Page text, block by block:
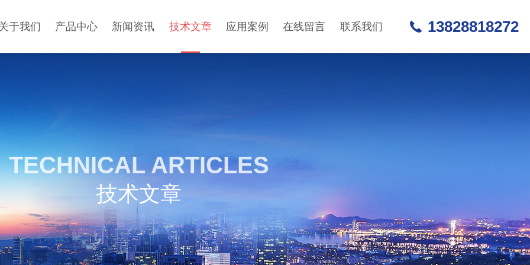
于我们 产品中心 新闻资讯 技术文章 应用案例 在线留言 联系我们 13828818272
TECHNICAL ARTICLES
技术文章